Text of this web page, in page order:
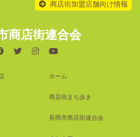
商店街加盟店舗向け情報
商店街連合会
ホーム
商店街まち歩き
長岡市商店街連合会